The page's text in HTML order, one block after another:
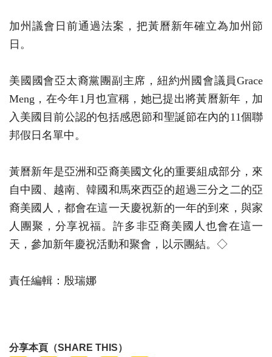
加州議會日前通過法案，把黃曆新年確立為加州節
日。
美國國會亞太裔黨團副主席，紐約州國會議員Grace
Meng，在今年1月也宣稱，她已提出將黃曆新年，加
入美國目前公認的包括感恩節和聖誕節在內的11個聯
邦假日名單中。
黃曆新年是亞洲和亞裔美國文化的重要組成部分，來
自中國、越南、韓國和馬來西亞的超過三分之二的亞
裔美國人，都會在這一天慶祝新的一年的到來，與家
人團聚，分享祝福。許多非亞裔美國人也會在這一
天，參加新年慶祝活動和聚會，以示團結。◇
責任編輯：殷瑞娜
分享本頁（SHARE THIS）